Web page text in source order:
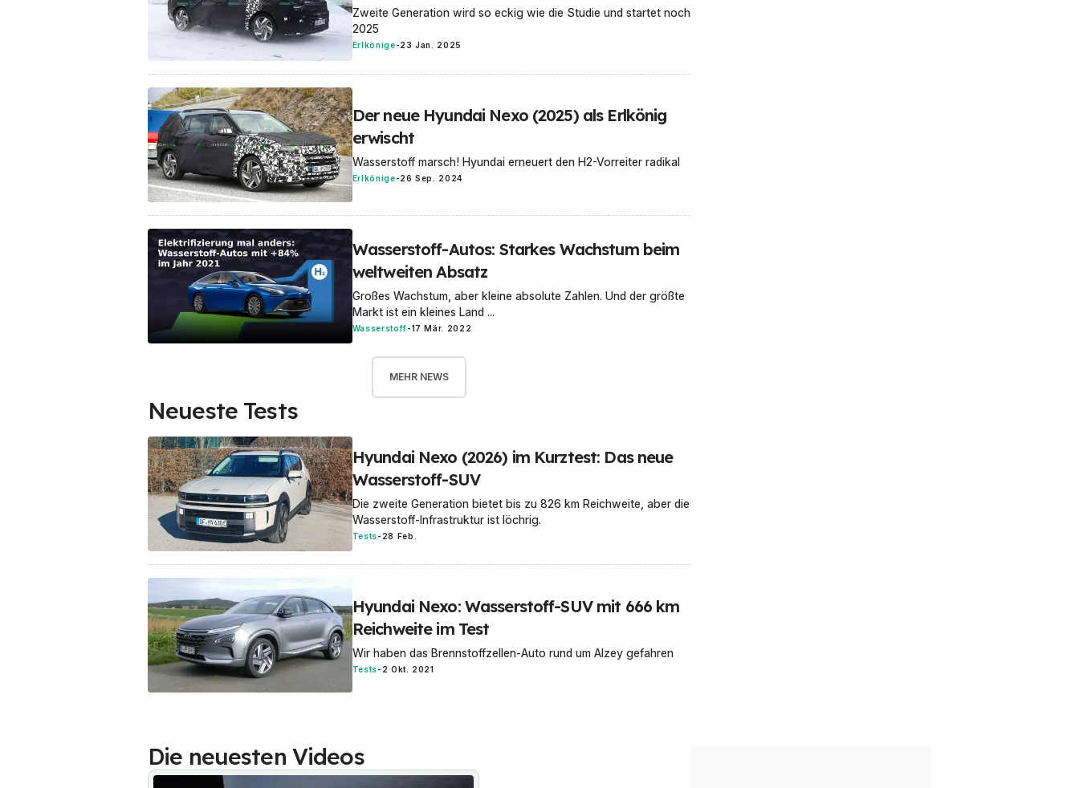
Zweite Generation wird so eckig wie die Studie und startet noch
2025
Erlkönige-23 Jan. 2025
Der neue Hyundai Nexo (2025) als Erlkönig
erwischt
Wasserstoff marsch! Hyundai erneuert den H2-Vorreiter radikal
Erlkönige-26 Sep. 2024
Wasserstoff-Autos: Starkes Wachstum beim
weltweiten Absatz
Großes Wachstum, aber kleine absolute Zahlen. Und der größte
Markt ist ein kleines Land ...
Wasserstoff-17 Mär. 2022
MEHR NEWS
Neueste Tests
Hyundai Nexo (2026) im Kurztest: Das neue
Wasserstoff-SUV
Die zweite Generation bietet bis zu 826 km Reichweite, aber die
Wasserstoff-Infrastruktur ist löchrig.
Tests- 28 Feb.
Hyundai Nexo: Wasserstoff-SUV mit 666 km
Reichweite im Test
Wir haben das Brennstoffzellen-Auto rund um Alzey gefahren
Tests- 2 Okt. 2021
Die neuesten Videos